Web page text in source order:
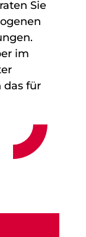
Sie
im
das für